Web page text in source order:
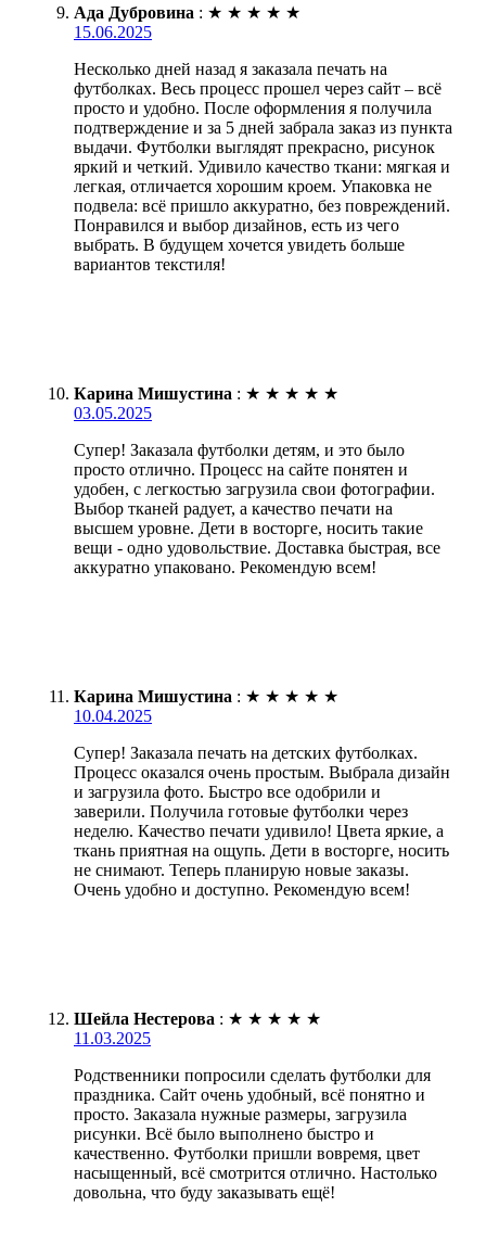
Ада Дубровина : ★ ★ ★ ★ ★
15.06.2025
Несколько дней назад я заказала печать на
футболках. Весь процесс прошел через сайт – всё
просто и удобно. После оформления я получила
подтверждение и за 5 дней забрала заказ из пункта
выдачи. Футболки выглядят прекрасно, рисунок
яркий и четкий. Удивило качество ткани: мягкая и
легкая, отличается хорошим кроем. Упаковка не
подвела: всё пришло аккуратно, без повреждений.
Понравился и выбор дизайнов, есть из чего
выбрать. В будущем хочется увидеть больше
вариантов текстиля!
Карина Мишустина : ★ ★ ★ ★ ★
03.05.2025
Супер! Заказала футболки детям, и это было
просто отлично. Процесс на сайте понятен и
удобен, с легкостью загрузила свои фотографии.
Выбор тканей радует, а качество печати на
высшем уровне. Дети в восторге, носить такие
вещи - одно удовольствие. Доставка быстрая, все
аккуратно упаковано. Рекомендую всем!
Карина Мишустина : ★ ★ ★ ★ ★
10.04.2025
Супер! Заказала печать на детских футболках.
Процесс оказался очень простым. Выбрала дизайн
и загрузила фото. Быстро все одобрили и
заверили. Получила готовые футболки через
неделю. Качество печати удивило! Цвета яркие, а
ткань приятная на ощупь. Дети в восторге, носить
не снимают. Теперь планирую новые заказы.
Очень удобно и доступно. Рекомендую всем!
Шейла Нестерова : ★ ★ ★ ★ ★
11.03.2025
Родственники попросили сделать футболки для
праздника. Сайт очень удобный, всё понятно и
просто. Заказала нужные размеры, загрузила
рисунки. Всё было выполнено быстро и
качественно. Футболки пришли вовремя, цвет
насыщенный, всё смотрится отлично. Настолько
довольна, что буду заказывать ещё!